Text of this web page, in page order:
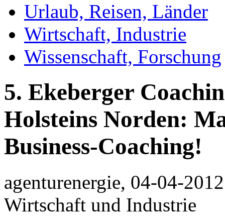
Urlaub, Reisen, Länder
Wirtschaft, Industrie
Wissenschaft, Forschung
5. Ekeberger
Holsteins Norden:
Business-Coaching!
agenturenergie, 04-04-2012
Wirtschaft und Industrie